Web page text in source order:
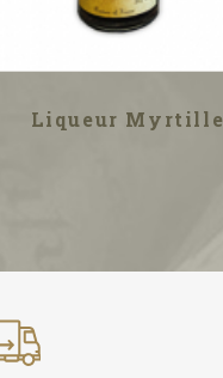
Liqueur Myrtille